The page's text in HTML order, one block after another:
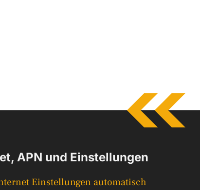
APN und Einstellungen
Einstellungen automatisch